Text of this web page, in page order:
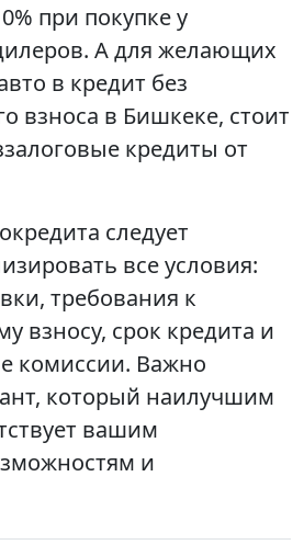
при покупке у
А для желающих
в кредит без
взноса в Бишкеке, стоит
кредиты от
следует
все условия:
требования к
взносу, срок кредита и
комиссии. Важно
который наилучшим
вашим
и